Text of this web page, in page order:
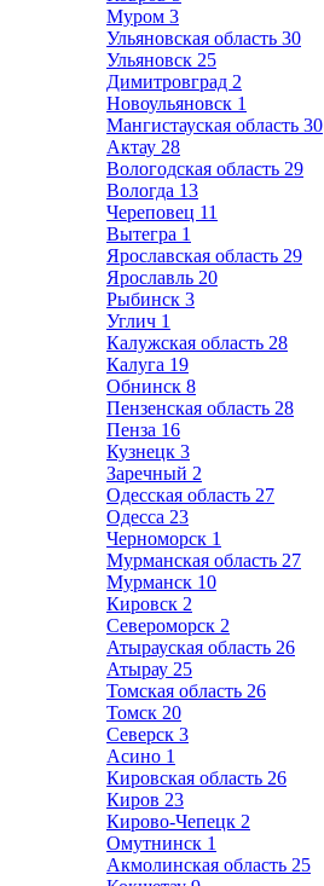
Муром 3
Ульяновская область 30
Ульяновск 25
Димитровград 2
Новоульяновск 1
Мангистауская область 30
Актау 28
Вологодская область 29
Вологда 13
Череповец 11
Вытегра 1
Ярославская область 29
Ярославль 20
Рыбинск 3
Углич 1
Калужская область 28
Калуга 19
Обнинск 8
Пензенская область 28
Пенза 16
Кузнецк 3
Заречный 2
Одесская область 27
Одесса 23
Черноморск 1
Мурманская область 27
Мурманск 10
Кировск 2
Североморск 2
Атырауская область 26
Атырау 25
Томская область 26
Томск 20
Северск 3
Асино 1
Кировская область 26
Киров 23
Кирово-Чепецк 2
Омутнинск 1
Акмолинская область 25